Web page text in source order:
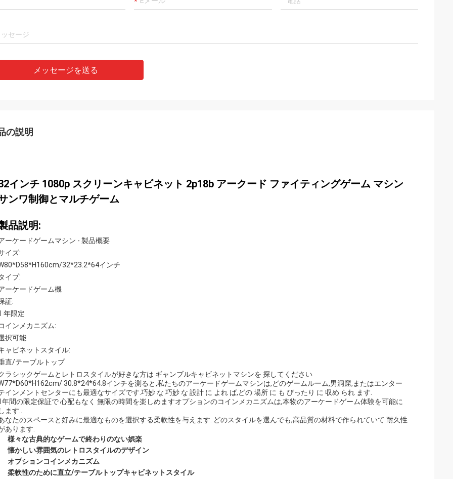
メッセージを送る
の説明
インチ 1080p スクリーンキャビネット 2p18b アークード ファイティングゲーム マシン
ンワ制御とマルチゲーム
品説明:
ーケードゲームマシン - 製品概要
イズ:
32*23.2*64インチ
イプ:
ーケードゲーム機
証:
年限定
インメカニズム:
択可能
ャビネットスタイル:
直/テーブルトップ
ラシックゲームとレトロスタイルが好きな方は ギャンブルキャビネットマシンを 探してください
30.8*24*64.8インチを測ると,私たちのアーケードゲームマシンは,どのゲームルーム,男洞窟,またはエンター
インメントセンターにも最適なサイズです.巧妙 な 巧妙 な 設計 に よれ ば,どの 場所 に も ぴったり に 収め られ ます.
年間の限定保証で 心配もなく 無限の時間を楽しめますオプションのコインメカニズムは,本物のアーケードゲーム体験を可能に
ます..
なたのスペースと好みに最適なものを選択する柔軟性を与えます. どのスタイルを選んでも,高品質の材料で作られていて 耐久性
あります.
様々な古典的なゲームで終わりのない娯楽
懐かしい雰囲気のレトロスタイルのデザイン
オプションコインメカニズム
柔軟性のために直立/テーブルトップキャビネットスタイル